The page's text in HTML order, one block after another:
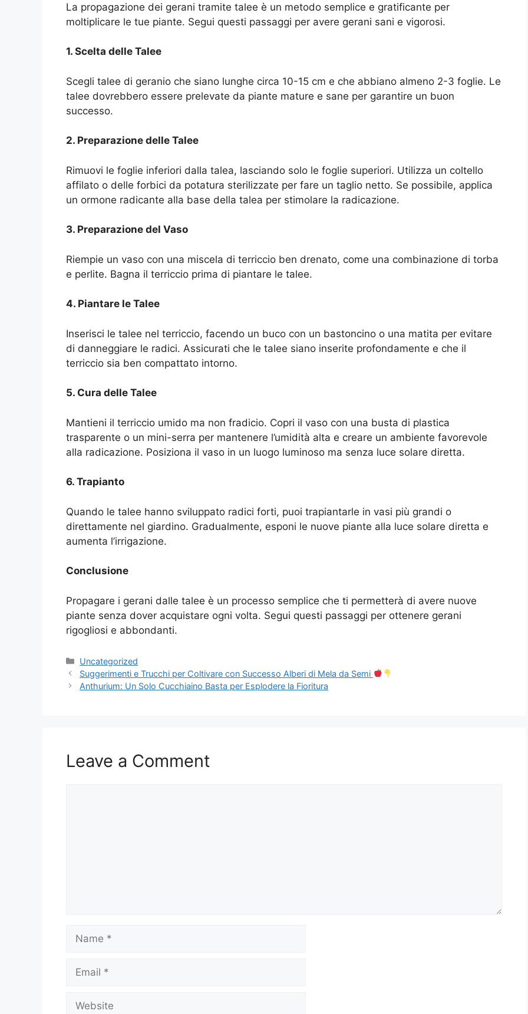
La propagazione dei gerani tramite talee è un metodo semplice e gratificante per
moltiplicare le tue piante. Segui questi passaggi per avere gerani sani e vigorosi.
1. Scelta delle Talee
Scegli talee di geranio che siano lunghe circa 10-15 cm e che abbiano almeno 2-3 foglie. Le
talee dovrebbero essere prelevate da piante mature e sane per garantire un buon
successo.
2. Preparazione delle Talee
Rimuovi le foglie inferiori dalla talea, lasciando solo le foglie superiori. Utilizza un coltello
affilato o delle forbici da potatura sterilizzate per fare un taglio netto. Se possibile, applica
un ormone radicante alla base della talea per stimolare la radicazione.
3. Preparazione del Vaso
Riempie un vaso con una miscela di terriccio ben drenato, come una combinazione di torba
e perlite. Bagna il terriccio prima di piantare le talee.
4. Piantare le Talee
Inserisci le talee nel terriccio, facendo un buco con un bastoncino o una matita per evitare
di danneggiare le radici. Assicurati che le talee siano inserite profondamente e che il
terriccio sia ben compattato intorno.
5. Cura delle Talee
Mantieni il terriccio umido ma non fradicio. Copri il vaso con una busta di plastica
trasparente o un mini-serra per mantenere l’umidità alta e creare un ambiente favorevole
alla radicazione. Posiziona il vaso in un luogo luminoso ma senza luce solare diretta.
6. Trapianto
Quando le talee hanno sviluppato radici forti, puoi trapiantarle in vasi più grandi o
direttamente nel giardino. Gradualmente, esponi le nuove piante alla luce solare diretta e
aumenta l’irrigazione.
Conclusione
Propagare i gerani dalle talee è un processo semplice che ti permetterà di avere nuove
piante senza dover acquistare ogni volta. Segui questi passaggi per ottenere gerani
rigogliosi e abbondanti.
Categories
Uncategorized
Suggerimenti e Trucchi per Coltivare con Successo Alberi di Mela da Semi
Anthurium: Un Solo Cucchiaino Basta per Esplodere la Fioritura
Leave a Comment